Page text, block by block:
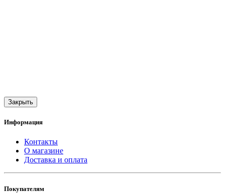
Закрыть
Информация
Контакты
О магазине
Доставка и оплата
Покупателям